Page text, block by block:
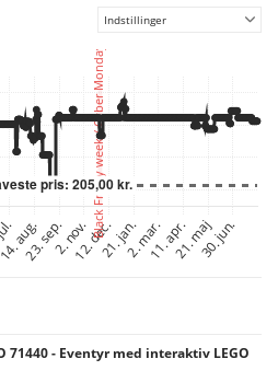
Indstillinger
71440 - Eventyr med interaktiv LEGO